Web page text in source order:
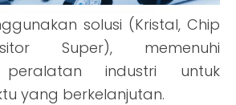
solusi (Kristal, Chip
Super), memenuhi
peralatan industri untuk
yang berkelanjutan.